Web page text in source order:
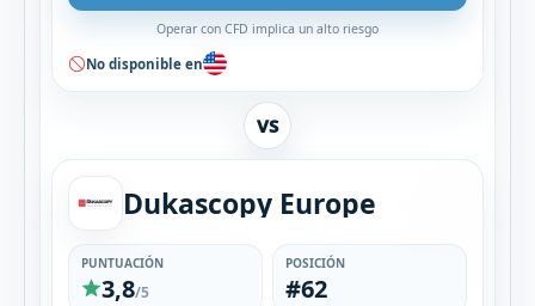
Operar con CFD implica un alto riesgo
No disponible en
VS
Dukascopy Europe
PUNTUACIÓN
3,8/5
POSICIÓN
#62